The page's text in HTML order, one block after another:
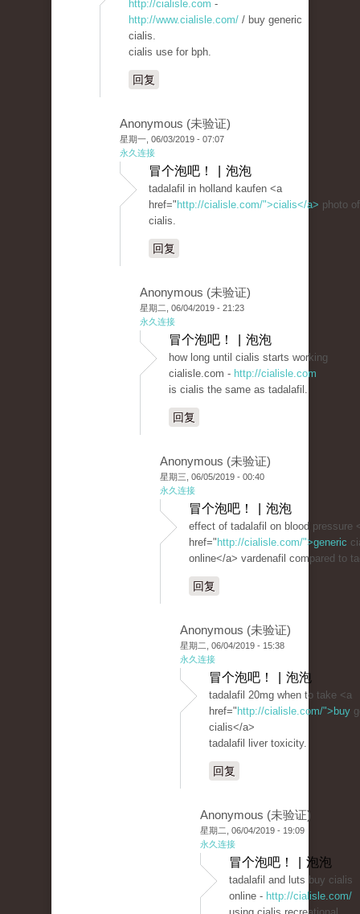
http://cialisle.com -
http://www.cialisle.com/ / buy generic
cialis.
cialis use for bph.
回复
Anonymous (未验证)
星期一, 06/03/2019 - 07:07
永久连接
冒个泡吧！ | 泡泡
tadalafil in holland kaufen <a
href=" http://cialisle.com/">cialis</a> photo of
cialis.
回复
Anonymous (未验证)
星期二, 06/04/2019 - 21:23
永久连接
冒个泡吧！ | 泡泡
how long until cialis starts working
cialisle.com - http://cialisle.com
is cialis the same as tadalafil.
回复
Anonymous (未验证)
星期三, 06/05/2019 - 00:40
永久连接
冒个泡吧！ | 泡泡
effect of tadalafil on blood pressure
href=" http://cialisle.com/">generic
online</a> vardenafil compared to
回复
Anonymous (未验证)
星期二, 06/04/2019 - 15:38
永久连接
冒个泡吧！ | 泡泡
tadalafil 20mg when to take <a
href=" http://cialisle.com/">buy
cialis</a>
tadalafil liver toxicity.
回复
Anonymous (未验证)
星期二, 06/04/2019 - 19:09
永久连接
冒个泡吧！ | 泡泡
tadalafil and luts buy cialis
online - http://cialisle.com/